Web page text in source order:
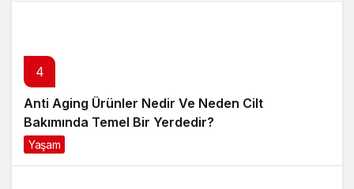
4
Anti Aging Ürünler Nedir Ve Neden Cilt
Bakımında Temel Bir Yerdedir?
Yaşam